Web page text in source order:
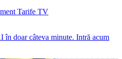
Tarife TV
în doar câteva minute. Intră acum